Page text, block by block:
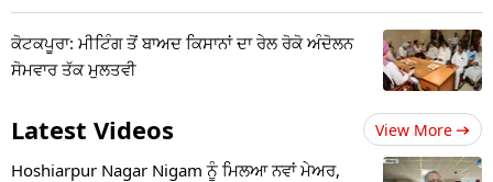
ਕੋਟਕਪੂਰਾ: ਮੀਟਿੰਗ ਤੋਂ ਬਾਅਦ ਕਿਸਾਨਾਂ ਦਾ ਰੇਲ ਰੋਕੋ ਅੰਦੋਲਨ
ਸੋਮਵਾਰ ਤੱਕ ਮੁਲਤਵੀ
Latest Videos View More
Hoshiarpur Nagar Nigam ਨੂੰ ਮਿਲਆ ਨਵਾਂ ਮੇਅਰ,